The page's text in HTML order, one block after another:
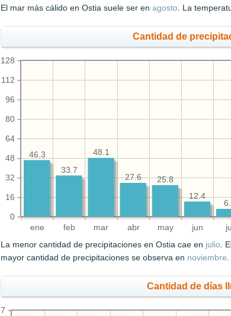
El mar más cálido en Ostia suele ser enagosto. La
Cantidad de
ene feb mar abr may jun
0
16
32
48
64
80
96
112
128
12.4
25.8
27.6
48.1
33.7
46.3
La menor cantidad de precipitaciones en Ostia cae en julio.
mayor cantidad de precipitaciones se observa en noviembre.
Cantidad de días
7